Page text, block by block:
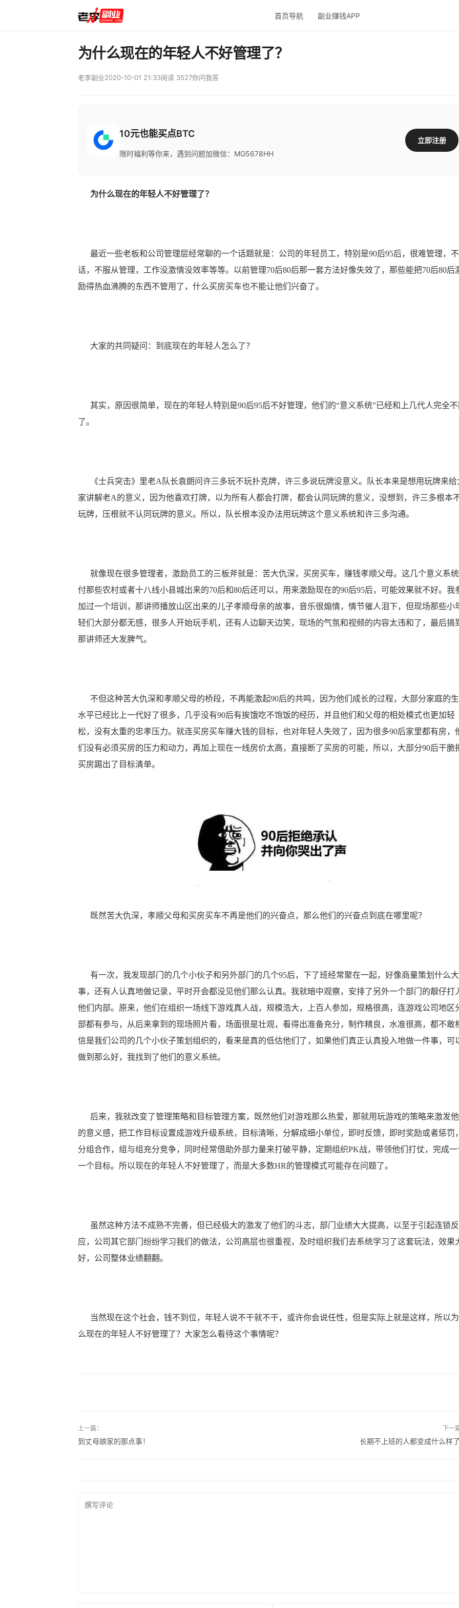
首页导航 副业赚钱APP
为什么现在的年轻人不好管理了？
老李副业2020-10-01 21:33阅读 3527你问我答
10元也能买点BTC
限时福利等你来，遇到问题加微信：MG5678HH
立即注册
为什么现在的年轻人不好管理了？
最近一些老板和公司管理层经常聊的一个话题就是：公司的年轻员工，特别是90后95后，很难管理，
话，不服从管理，工作没激情没效率等等。以前管理70后80后那一套方法好像失效了，那些能把70后80后
励得热血沸腾的东西不管用了，什么买房买车也不能让他们兴奋了。
大家的共同疑问：到底现在的年轻人怎么了？
其实，原因很简单，现在的年轻人特别是90后95后不好管理，他们的“意义系统”已经和上几代人完全不
了。
《士兵突击》里老A队长袁朗问许三多玩不玩扑克牌，许三多说玩牌没意义。队长本来是想用玩牌来给
家讲解老A的意义，因为他喜欢打牌，以为所有人都会打牌，都会认同玩牌的意义，没想到，许三多根本
玩牌，压根就不认同玩牌的意义。所以，队长根本没办法用玩牌这个意义系统和许三多沟通。
就像现在很多管理者，激励员工的三板斧就是：苦大仇深，买房买车，赚钱孝顺父母。这几个意义系
付那些农村或者十八线小县城出来的70后和80后还可以，用来激励现在的90后95后，可能效果就不好。我
加过一个培训，那讲师播放山区出来的儿子孝顺母亲的故事，音乐很煽情，情节催人泪下，但现场那些小
轻们大部分都无感，很多人开始玩手机，还有人边聊天边笑，现场的气氛和视频的内容太违和了，最后搞
那讲师还大发脾气。
不但这种苦大仇深和孝顺父母的桥段，不再能激起90后的共鸣，因为他们成长的过程，大部分家庭的
水平已经比上一代好了很多，几乎没有90后有挨饿吃不饱饭的经历，并且他们和父母的相处模式也更加轻
松，没有太重的忠孝压力。就连买房买车赚大钱的目标，也对年轻人失效了，因为很多90后家里都有房，
们没有必须买房的压力和动力，再加上现在一线房价太高，直接断了买房的可能，所以，大部分90后干脆
买房踢出了目标清单。
既然苦大仇深，孝顺父母和买房买车不再是他们的兴奋点，那么他们的兴奋点到底在哪里呢？
有一次，我发现部门的几个小伙子和另外部门的几个95后，下了班经常聚在一起，好像商量策划什么大
事，还有人认真地做记录，平时开会都没见他们那么认真。我就暗中观察，安排了另外一个部门的靓仔打
他们内部。原来，他们在组织一场线下游戏真人战，规模浩大，上百人参加，规格很高，连游戏公司地区
部都有参与，从后来拿到的现场照片看，场面很是壮观，看得出准备充分，制作精良，水准很高，都不敢
信是我们公司的几个小伙子策划组织的，看来是真的低估他们了，如果他们真正认真投入地做一件事，可
做到那么好，我找到了他们的意义系统。
后来，我就改变了管理策略和目标管理方案，既然他们对游戏那么热爱，那就用玩游戏的策略来激发他
的意义感，把工作目标设置成游戏升级系统，目标清晰，分解成细小单位，即时反馈，即时奖励或者惩罚，
分组合作，组与组充分竞争，同时经常借助外部力量来打破平静，定期组织PK战，带领他们打仗，完成一
一个目标。所以现在的年轻人不好管理了，而是大多数HR的管理模式可能存在问题了。
虽然这种方法不成熟不完善，但已经极大的激发了他们的斗志，部门业绩大大提高，以至于引起连锁反
应，公司其它部门纷纷学习我们的做法，公司高层也很重视，及时组织我们去系统学习了这套玩法，效果
好，公司整体业绩翻翻。
当然现在这个社会，钱不到位，年轻人说不干就不干，或许你会说任性，但是实际上就是这样，所以
么现在的年轻人不好管理了？大家怎么看待这个事情呢？
上一篇：
到丈母娘家的那点事！
下一
长期不上班的人都变成什么样了